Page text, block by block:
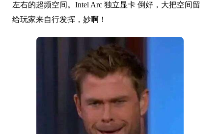
左右的超频空间。Intel Arc 独立显卡 倒好，大把空间留
给玩家来自行发挥，妙啊！